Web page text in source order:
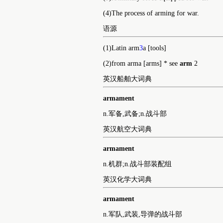
(1)The weapons and supplies of war with
(2)Often armaments All the military
(3)A military force equipped for war.
(4)The process of arming for war.
语源
(1)Latin arm
(2)from arma [arms] * see
英汉船舶大词典
armament
n.军备,武备;n.战斗部
英汉航空大词典
armament
n.机群;n.战斗部装配组